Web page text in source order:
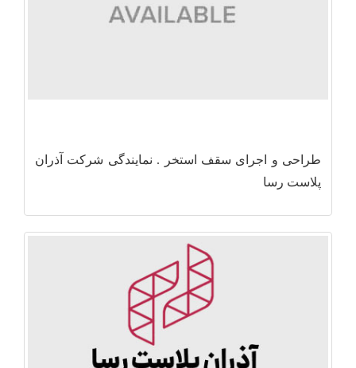
طراحی و اجرای سقف استخر . نمایندگی شرکت آذران
پلاست رسا